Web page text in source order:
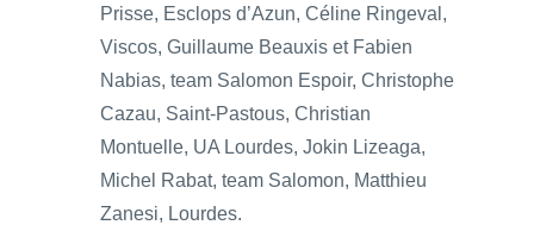
Prisse, Esclops d’Azun, Céline Ringeval,
Viscos, Guillaume Beauxis et Fabien
Nabias, team Salomon Espoir, Christophe
Cazau, Saint-Pastous, Christian
Montuelle, UA Lourdes, Jokin Lizeaga,
Michel Rabat, team Salomon, Matthieu
Zanesi, Lourdes.